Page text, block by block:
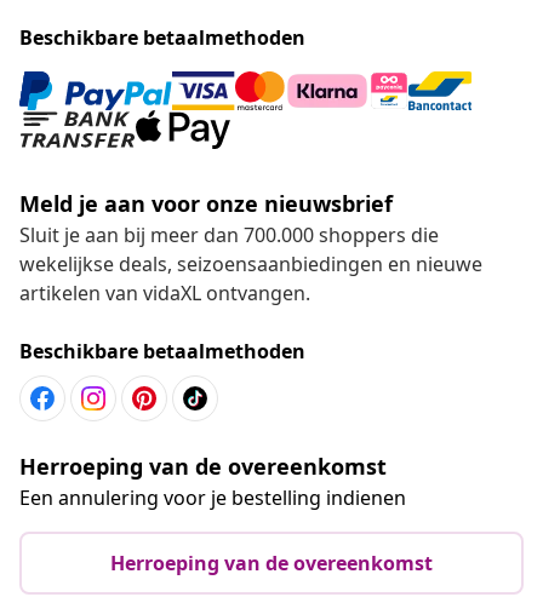
Beschikbare betaalmethoden
Meld je aan voor onze nieuwsbrief
Sluit je aan bij meer dan 700.000 shoppers die
wekelijkse deals, seizoensaanbiedingen en nieuwe
artikelen van vidaXL ontvangen.
Beschikbare betaalmethoden
Herroeping van de overeenkomst
Een annulering voor je bestelling indienen
Herroeping van de overeenkomst